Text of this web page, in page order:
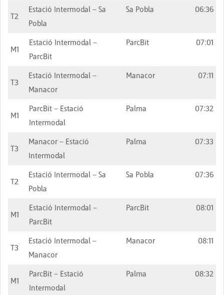
T2
Estació Intermodal – Sa
Pobla
Sa Pobla 06:36
M1
Estació Intermodal –
ParcBit
ParcBit 07:01
T3
Estació Intermodal –
Manacor
Manacor 07:11
M1
ParcBit – Estació
Intermodal
Palma 07:32
T3
Manacor – Estació
Intermodal
Palma 07:33
T2
Estació Intermodal – Sa
Pobla
Sa Pobla 07:36
M1
Estació Intermodal –
ParcBit
ParcBit 08:01
T3
Estació Intermodal –
Manacor
Manacor 08:11
M1
ParcBit – Estació
Intermodal
Palma 08:32